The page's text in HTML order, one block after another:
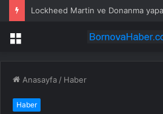
Menü
Anasayfa / Haber
Haber